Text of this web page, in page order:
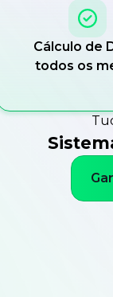
Cálculo de
todos os